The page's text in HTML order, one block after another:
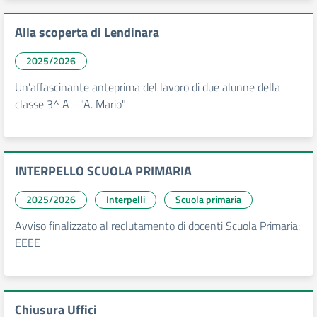
Alla scoperta di Lendinara
2025/2026
Un’affascinante anteprima del lavoro di due alunne della
classe 3^ A - "A. Mario"
INTERPELLO SCUOLA PRIMARIA
2025/2026 Interpelli Scuola primaria
Avviso finalizzato al reclutamento di docenti Scuola Primaria:
EEEE
Chiusura Uffici